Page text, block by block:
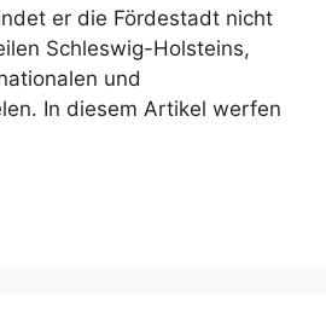
er die Fördestadt nicht
Schleswig-Holsteins,
und
In diesem Artikel werfen